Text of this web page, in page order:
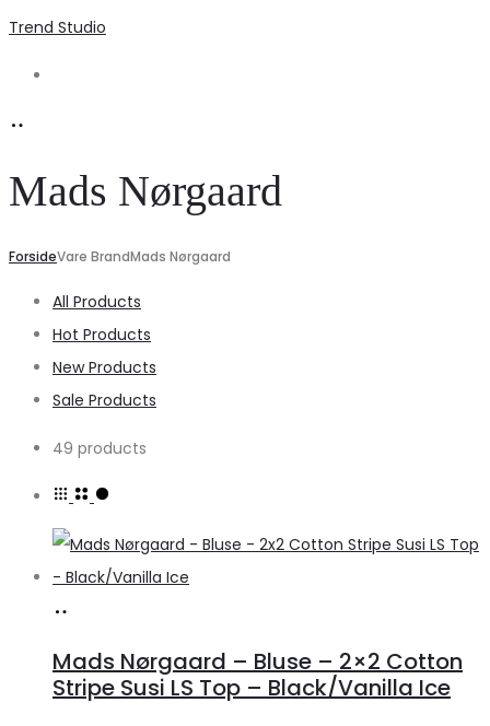
Trend Studio
Mads Nørgaard
ForsideVare BrandMads Nørgaard
All Products
Hot Products
New Products
Sale Products
49 products
Lykke
by
Mads Nørgaard – Bluse – 2×2 Cotton
Stripe Susi LS Top – Black/Vanilla Ice